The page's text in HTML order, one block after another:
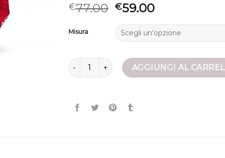
€77.00 €59.00
Misura
giacca enduro quantitàAGGIUNGI AL